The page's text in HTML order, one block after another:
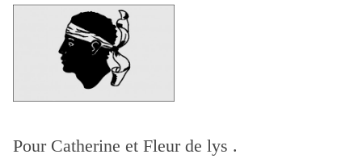
Pour Catherine et Fleur de lys .